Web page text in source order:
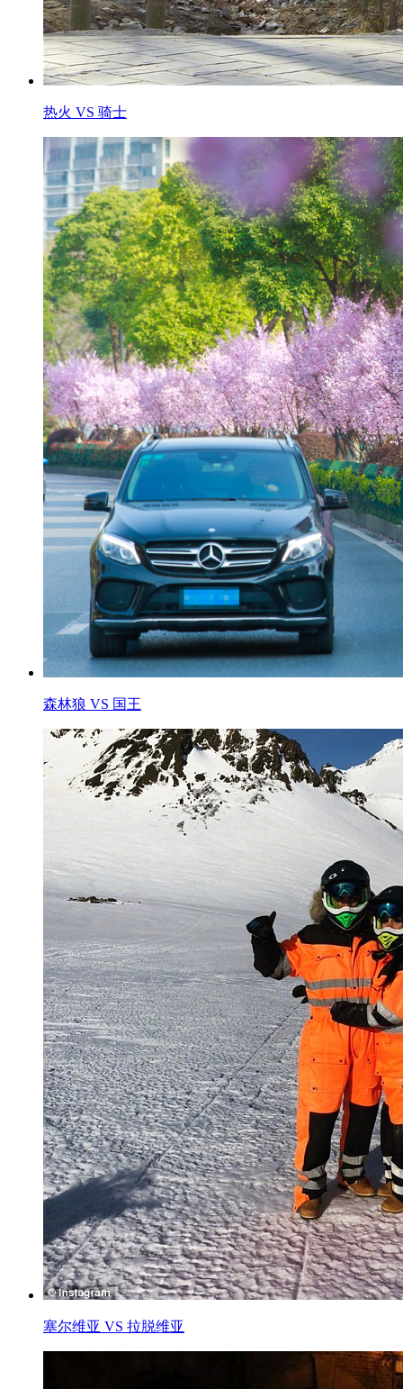
热火 VS 骑士
森林狼 VS 国王
塞尔维亚 VS 拉脱维亚